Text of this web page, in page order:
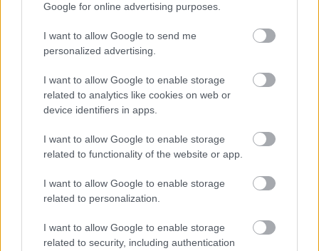
Google for online advertising purposes.
I want to allow Google to send me
personalized advertising.
I want to allow Google to enable storage
related to analytics like cookies on web or
device identifiers in apps.
I want to allow Google to enable storage
related to functionality of the website or app.
I want to allow Google to enable storage
related to personalization.
I want to allow Google to enable storage
related to security, including authentication
06/08/2026
Πρωτάθλημα τον Δεκέμβριο – Αντιδρούν οι σύλλογοι
06/08/2026
Έτοιμη για… υψηλές πτήσεις η Μπενφίκα του Ψάρρα
με τον «Ιπτάμενο Ολλανδό» Βίλτενμπουργκ
05/08/2026
Ουρμπίνο